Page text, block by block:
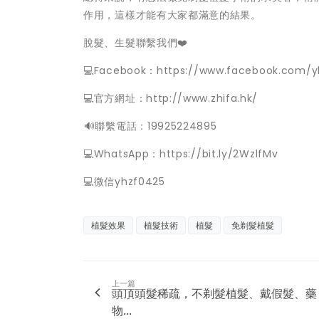
作用，這樣才能有大家都滿意的結果。
脫髮、生髮聯繫我們❤️
💻Facebook：https://www.facebook.com/
💻官方網址：http://www.zhifa.hk/
️🔊聯繫電話：19925224895
💻WhatsApp：https://bit.ly/2WzlfMv
💻微信yhzf0425
植髮效果 植髮技術 植髮 免剃髮植髮
上一篇
頭頂頭髮稀疏，不剃髮植髮、戴假髮、藥
物...